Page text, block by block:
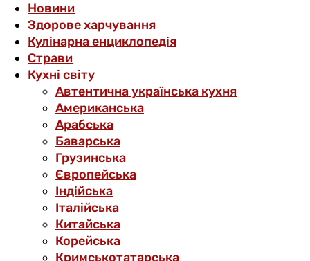
Новини
Здорове харчування
Кулінарна енциклопедія
Страви
Кухні світу
Автентична українська кухня
Американська
Арабська
Баварська
Грузинська
Європейська
Індійська
Італійська
Китайська
Корейська
Кримськотатарська